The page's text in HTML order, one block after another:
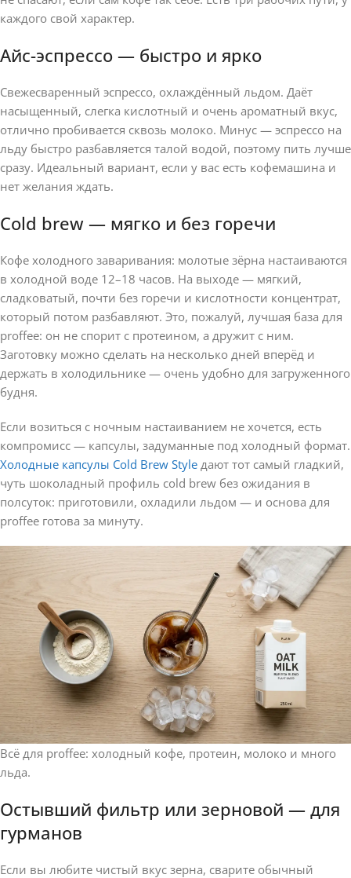
каждого свой характер.
Айс-эспрессо — быстро и ярко
Свежесваренный эспрессо, охлаждённый льдом. Даёт
насыщенный, слегка кислотный и очень ароматный вкус,
отлично пробивается сквозь молоко. Минус — эспрессо на
льду быстро разбавляется талой водой, поэтому пить лучше
сразу. Идеальный вариант, если у вас есть кофемашина и
нет желания ждать.
Cold brew — мягко и без горечи
Кофе холодного заваривания: молотые зёрна настаиваются
в холодной воде 12–18 часов. На выходе — мягкий,
сладковатый, почти без горечи и кислотности концентрат,
который потом разбавляют. Это, пожалуй, лучшая база для
proffee: он не спорит с протеином, а дружит с ним.
Заготовку можно сделать на несколько дней вперёд и
держать в холодильнике — очень удобно для загруженного
будня.
Если возиться с ночным настаиванием не хочется, есть
компромисс — капсулы, задуманные под холодный формат.
Холодные капсулы Cold Brew Style дают тот самый гладкий,
чуть шоколадный профиль cold brew без ожидания в
полсуток: приготовили, охладили льдом — и основа для
proffee готова за минуту.
Всё для proffee: холодный кофе, протеин, молоко и много
льда.
Остывший фильтр или зерновой — для
гурманов
Если вы любите чистый вкус зерна, сварите обычный